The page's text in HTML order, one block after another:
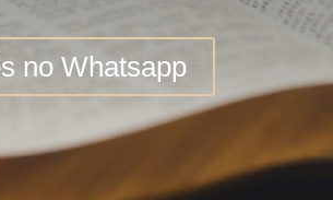
no Whatsapp